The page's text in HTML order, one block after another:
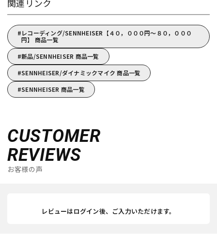
関連リンク
レコーディング/SENNHEISER【４０，０００円～８０，０００
円】 商品一覧
新品/SENNHEISER 商品一覧
SENNHEISER/ダイナミックマイク 商品一覧
SENNHEISER 商品一覧
CUSTOMER
REVIEWS
お客様の声
レビューはログイン後、ご入力いただけます。